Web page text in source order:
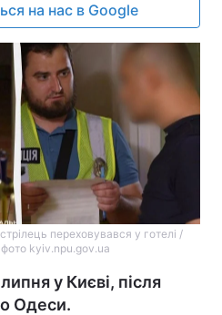
на нас в Google
переховувався у готелі /
kyiv.npu.gov.ua
у Києві, після
Одеси.